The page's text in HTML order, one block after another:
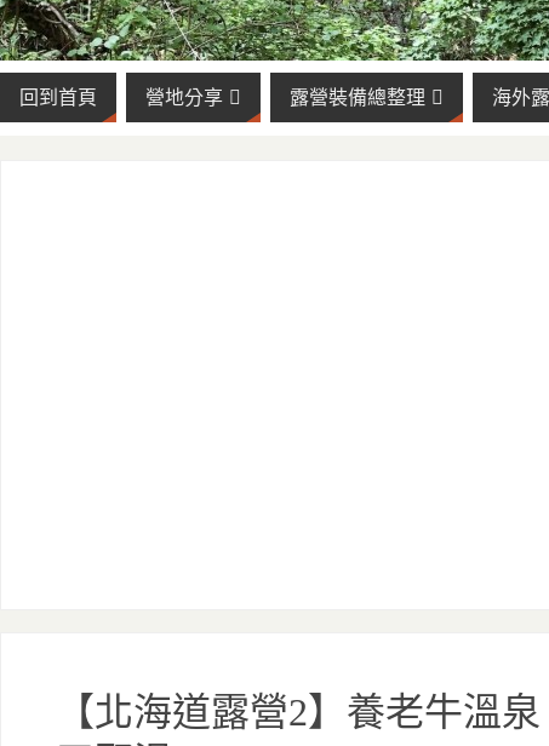
回到首頁 營地分享 露營裝備總整理 海外
【北海道露營2】養老牛溫